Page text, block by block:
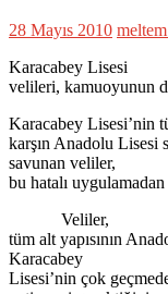
28 Mayıs 2010 meltem
Karacabey Lisesi
velileri, kamuoyunun
Karacabey Lisesi’nin
karşın Anadolu Lisesi
savunan veliler,
bu hatalı
Veliler,
tüm alt yapısının
Karacabey
Lisesi’nin çok